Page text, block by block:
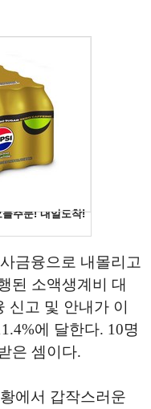
금융으로 내몰리고
된 소액생계비 대
신고 및 안내가 이
에 달한다. 10명
은 셈이다.
에서 갑작스러운